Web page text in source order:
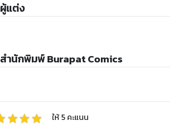
แต่ง
ำนักพิมพ์ Burapat Comics
ให้ 5 คะแนน